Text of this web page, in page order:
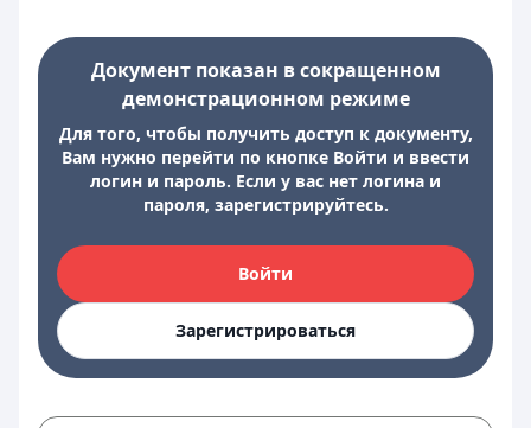
Документ показан в сокращенном
демонстрационном режиме
Для того, чтобы получить доступ к документу,
Вам нужно перейти по кнопке Войти и ввести
логин и пароль. Если у вас нет логина и
пароля, зарегистрируйтесь.
Войти
Зарегистрироваться